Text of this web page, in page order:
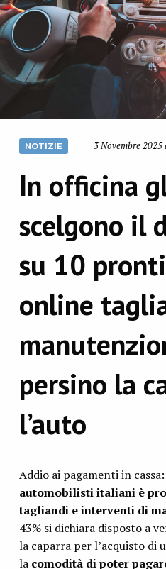
NOTIZIE 3 Novembre
In officina
scelgono il
su 10
online
persino la
l’auto
Addio ai pagamenti in
automobilisti italiani è
tagliandi e interventi di
43% si dichiara disposto a
la caparra per l’acquisto di
la comodità di poter